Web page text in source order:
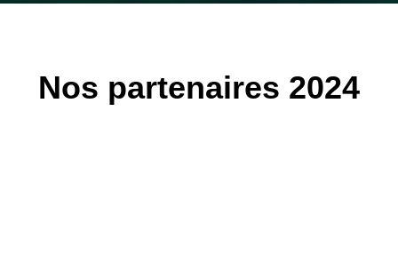
Nos partenaires 2024